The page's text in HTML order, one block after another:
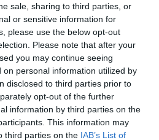
sale, sharing to third parties, or
or sensitive information for
please use the below opt-out
Please note that after your
you may continue seeing
on personal information utilized by
disclosed to third parties prior to
opt-out of the further
information by third parties on the
This information may
third parties on the IAB’s List of
la fabbrica delle scomuniche
su Israele
5 Agosto 2026